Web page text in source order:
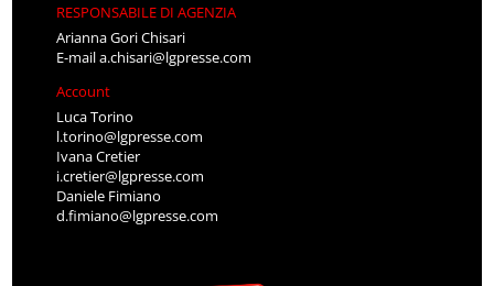
RESPONSABILE DI AGENZIA
Arianna Gori Chisari
E-maila.chisari@lgpresse.com
Account
Luca Torino
l.torino@lgpresse.com
Ivana Cretier
i.cretier@lgpresse.com
Daniele Fimiano
d.fimiano@lgpresse.com